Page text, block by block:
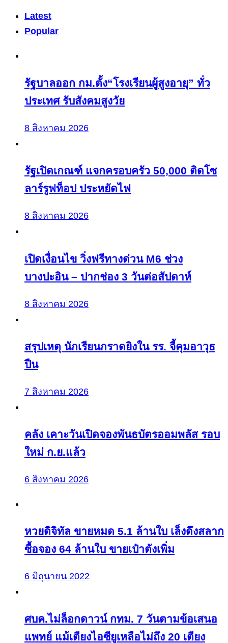
Latest
Popular
รัฐบาลออก กม.ตั้ง“โรงเรียนผู้สูงอายุ” ทั่ว
ประเทศ รับสังคมสูงวัย
8 สิงหาคม 2026
รัฐเปิดเกณฑ์ แจกครอบครัว 50,000 ติดโซ
ลาร์รูฟท็อป ประหยัดไฟ
8 สิงหาคม 2026
เปิดเงื่อนไข วิ่งฟรีทางด่วน M6 ช่วง
บางปะอิน – ปากช่อง 3 วันต่อสัปดาห์
8 สิงหาคม 2026
สรุปเหตุ นักเรียนกราดยิงใน รร. จี้คุมอาวุธ
ปืน
7 สิงหาคม 2026
คลัง เคาะวันเปิดจองพันธบัตรออมพลัส รอบ
ใหม่ ก.ย.แล้ว
6 สิงหาคม 2026
หวยดิจิทัล ขายหมด 5.1 ล้านใบ เล็งดึงสลาก
ซื้อจอง 64 ล้านใบ ขายเป๋าตังเพิ่ม
6 มิถุนายน 2022
ศบค.ไม่ล็อกดาวน์ กทม. 7 วันตามข้อเสนอ
แพทย์ แม้เตียงไอซียูเหลือไม่ถึง 20 เตียง